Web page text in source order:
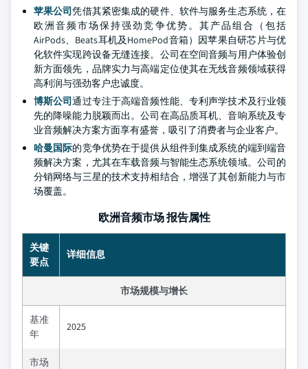
苹果公司凭借其紧密集成的硬件、软件与服务生态系统，在
欧洲音频市场保持强劲竞争优势。其产品组合（包括
AirPods、Beats耳机及HomePod音箱）因苹果自研芯片与优
化软件实现跨设备无缝连接。公司在空间音频与用户体验创
新方面领先，品牌实力与高端定位使其在无线音频领域获得
高利润与强劲客户忠诚度。
博斯公司通过专注于高端音频性能、专利声学技术及行业领
先的降噪能力脱颖而出。公司在高品质耳机、音响系统及专
业音频解决方案方面享有盛誉，吸引了消费者与企业客户。
哈曼国际的竞争优势在于提供从组件到集成系统的端到端音
频解决方案，尤其在车载音频与智能生态系统领域。公司的
分销网络与三星的技术支持相结合，增强了其创新能力与市
场覆盖。
欧洲音频市场 报告属性
关键
要点
详细信息
市场规模与增长
基准
年
2025
市场